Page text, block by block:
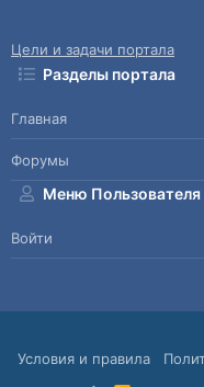
Цели и задачи портала
Разделы портала
Главная
Форумы
Меню Пользователя
Войти
Условия и правила